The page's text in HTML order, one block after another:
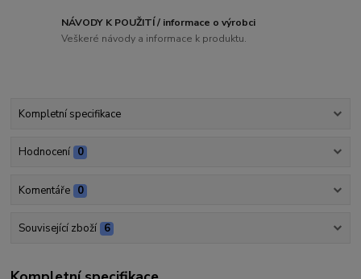
NÁVODY K POUŽITÍ / informace o výrobci
Veškeré návody a informace k produktu.
Kompletní specifikace
Hodnocení 0
Komentáře 0
Související zboží 6